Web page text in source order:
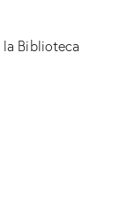
la Biblioteca